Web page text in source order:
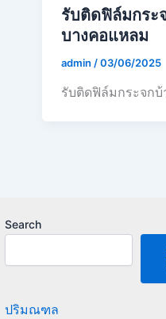
รับติดฟิล์มกระ
บางคอแหลม
admin /03/06/2025
รับติดฟิล์มกระจก
Search
ปริมณฑล